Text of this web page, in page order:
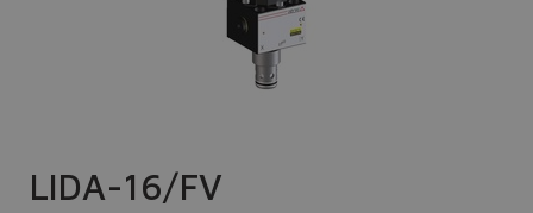
LIDA-16/FV